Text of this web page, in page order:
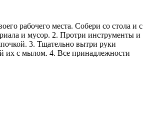
рабочего места. Собери со стола и с
и мусор. 2. Протри инструменты и
3. Тщательно вытри руки
их с мылом. 4. Все принадлежности